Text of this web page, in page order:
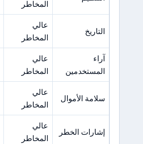
المخاطر
التاريخ
عالي
المخاطر
آراء
المستخدمين
عالي
المخاطر
سلامة الأموال
عالي
المخاطر
إشارات الخطر
عالي
المخاطر